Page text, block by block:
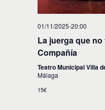
01/11/2025-20:00
La juerga que
Compañía
Teatro Municipal Villa
Málaga
15€